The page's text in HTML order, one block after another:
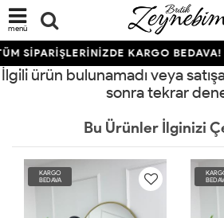
menü
SİPARİŞLERİNİZDE KARGO BEDAVA!
İlgili ürün bulunamadı veya
sonra tekrar
Bu Ürünler İlginizi
KARGO
BEDAVA